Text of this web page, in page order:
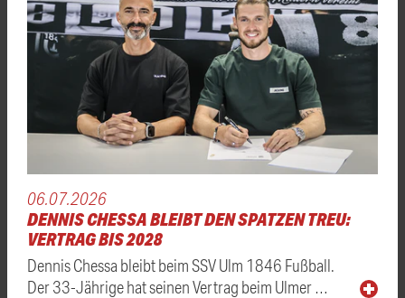
06.07.2026
DENNIS CHESSA BLEIBT DEN SPATZEN TREU:
VERTRAG BIS 2028
Dennis Chessa bleibt beim SSV Ulm 1846 Fußball.
Der 33-Jährige hat seinen Vertrag beim Ulmer …